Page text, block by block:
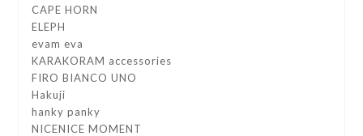
CAPE HORN
ELEPH
evam eva
KARAKORAM accessories
FIRO BIANCO UNO
Hakuji
hanky panky
NICENICE MOMENT